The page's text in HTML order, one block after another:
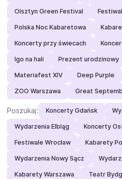
Olsztyn Green Festival
Polska Noc Kabaretowa
Koncerty przy świecach
Igo na hali Prezent urodzinowy
Materiafest XIV Deep Purple
ZOO Warszawa Great
Poszukaj: Koncerty Gdańsk
Wydarzenia Elbląg Koncerty
Festiwale Wrocław Kabarety
Wydarzenia Nowy Sącz
Kabarety Warszawa Teatr